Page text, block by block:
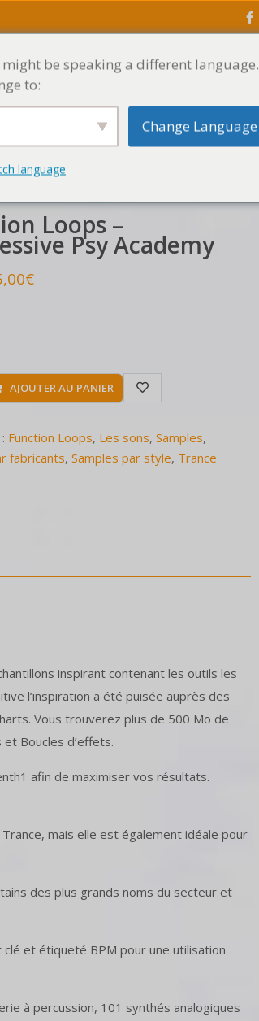
ACCUEIL MENU
Academy
Loops –
Psy Academy
€
AJOUTER AU PANIER
Function Loops, Les sons,Samples,
fabricants,Samples par style, Trance
inspirant contenant les outils les
l’inspiration a été puisée auprès des
Vous trouverez plus de 500 Mo de
Boucles d’effets.
afin de maximiser vos résultats.
mais elle est également idéale pour
des plus grands noms du secteur et
et étiqueté BPM pour une utilisation
à percussion, 101 synthés analogiques
be speaking a different language.
to:
Change Language
language